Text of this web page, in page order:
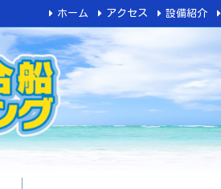
ホーム アクセス 設備紹介